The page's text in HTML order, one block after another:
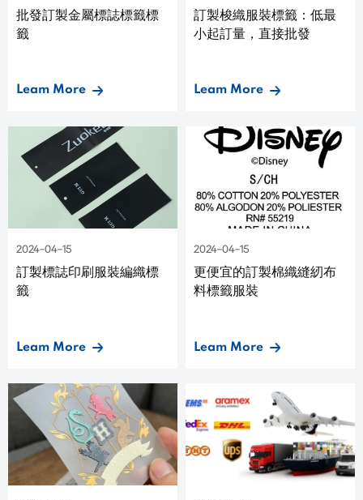
批發訂製金屬標誌標籤標
籤
Leam More
訂製梭織服裝標籤：低最
小起訂量，直接批發
Leam More
2024-04-15
訂製標誌印刷服裝編織標
籤
Leam More
2024-04-15
更便宜的訂製棉織縫紉布
料標籤服裝
Leam More